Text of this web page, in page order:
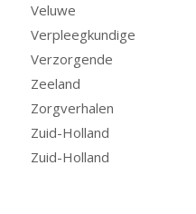
Veluwe
Verpleegkundige
Verzorgende
Zeeland
Zorgverhalen
Zuid-Holland
Zuid-Holland